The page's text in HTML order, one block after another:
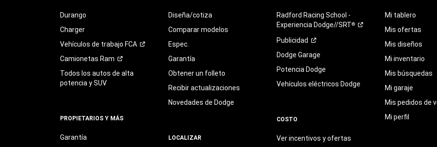
Durango
Charger
Vehículos de trabajo FCA
Camionetas Ram
Todos los autos de alta
potencia y SUV
PROPIETARIOS Y MÁS
Garantía
Diseña/cotiza
Comparar modelos
Espec.
Garantía
Obtener un folleto
Recibir actualizaciones
Novedades de Dodge
LOCALIZAR
Radford Racing School -
Experiencia Dodge//SRT®
Publicidad
Dodge Garage
Potencia Dodge
Vehículos eléctricos Dodge
COSTO
Ver incentivos y ofertas
Mi tablero
Mis ofertas
Mis diseños
Mi inventario
Mis búsquedas
Mi garaje
Mis pedidos de
Mi perfil